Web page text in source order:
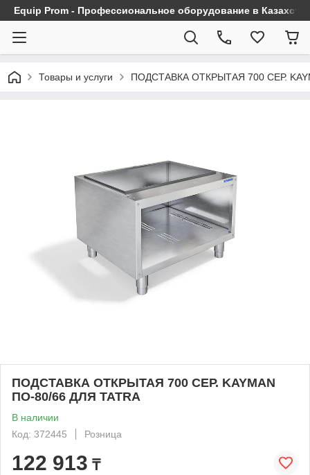
Equip Prom - Профессиональное оборудование в
Товары и услуги ПОДСТАВКА ОТКРЫТАЯ 700 СЕР.
ПОДСТАВКА ОТКРЫТАЯ 700 СЕР. KAYMAN
ПО-80/66 ДЛЯ TATRA
В наличии
Код: 372445
Розница
122 913 ₸